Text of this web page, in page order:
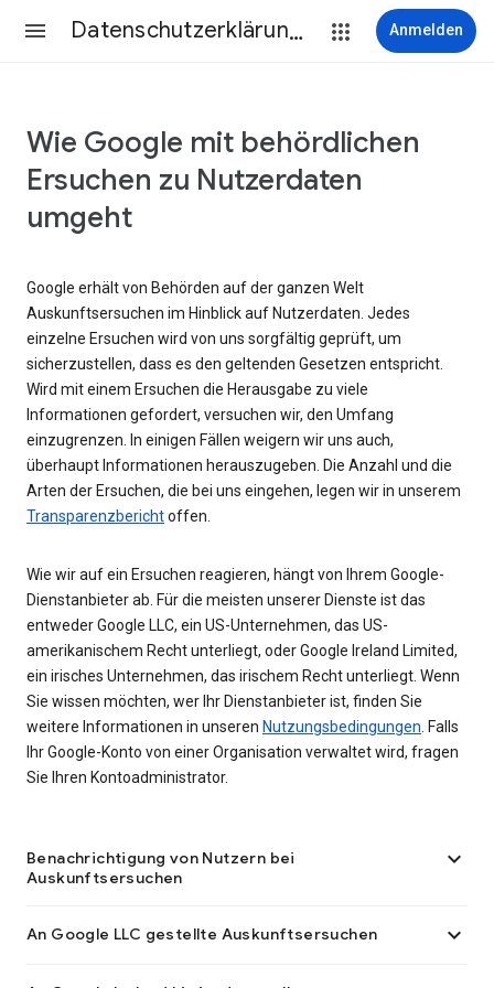
Datenschutzerklärung & Nutzungsbedingungen Anmelden
Wie Google mit behördlichen
Ersuchen zu Nutzerdaten
umgeht
Google erhält von Behörden auf der ganzen Welt
Auskunftsersuchen im Hinblick auf Nutzerdaten. Jedes
einzelne Ersuchen wird von uns sorgfältig geprüft, um
sicherzustellen, dass es den geltenden Gesetzen entspricht.
Wird mit einem Ersuchen die Herausgabe zu viele
Informationen gefordert, versuchen wir, den Umfang
einzugrenzen. In einigen Fällen weigern wir uns auch,
überhaupt Informationen herauszugeben. Die Anzahl und die
Arten der Ersuchen, die bei uns eingehen, legen wir in unserem
Transparenzberichtoffen.
Wie wir auf ein Ersuchen reagieren, hängt von Ihrem Google-
Dienstanbieter ab. Für die meisten unserer Dienste ist das
entweder Google LLC, ein US-Unternehmen, das US-
amerikanischem Recht unterliegt, oder Google Ireland Limited,
ein irisches Unternehmen, das irischem Recht unterliegt. Wenn
Sie wissen möchten, wer Ihr Dienstanbieter ist, finden Sie
weitere Informationen in unseren Nutzungsbedingungen . Falls
Ihr Google-Konto von einer Organisation verwaltet wird, fragen
Sie Ihren Kontoadministrator.
Benachrichtigung von Nutzern bei
Auskunftsersuchen

An Google LLC gestellte Auskunftsersuchen 